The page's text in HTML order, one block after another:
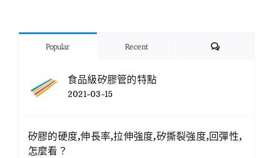
Popular Recent Comments
食品級矽膠管的特點
2021-03-15
矽膠的硬度,伸長率,拉伸強度,矽撕裂強度,回彈性,
怎麼看？